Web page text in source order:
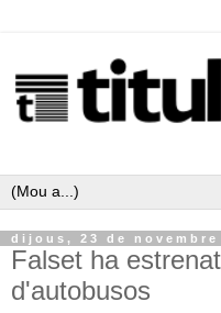
dijous, 23 de novembre
Falset ha
d'autobusos